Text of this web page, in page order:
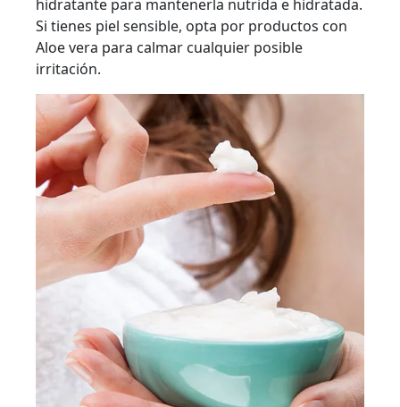
hidratante para mantenerla nutrida e hidratada.
Si tienes piel sensible, opta por productos con
Aloe vera para calmar cualquier posible
irritación.